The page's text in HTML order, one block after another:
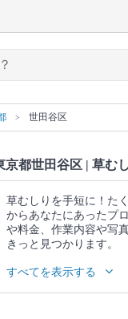
世田谷区
京都世田谷区 | 草む
草むしりを手短に！た
からあなたにあったプ
や料金、作業内容や写
きっと見つかります。
▼表示価格に含まれる
囲
すべてを表示する